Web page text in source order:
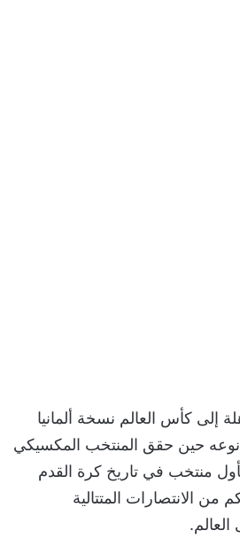
إلى كأس العالم نسخة ألمانيا
من نوعه حين حقق المنتخب المكسيكي
كأول منتخب في تاريخ كرة القدم
الانتصارات المتتالية